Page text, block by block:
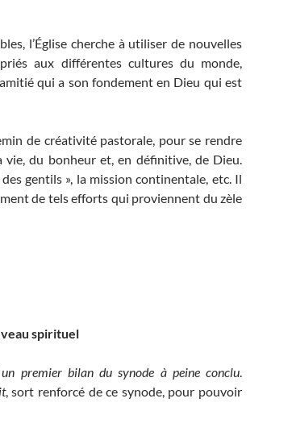
l’Église cherche à utiliser de nouvelles
aux différentes cultures du monde,
qui a son fondement en Dieu qui est
de créativité pastorale, pour se rendre
vie, du bonheur et, en définitive, de Dieu.
gentils », la mission continentale, etc. Il
de tels efforts qui proviennent du zèle
spirituel
premier bilan du synode à peine conclu.
, sort renforcé de ce synode, pour pouvoir